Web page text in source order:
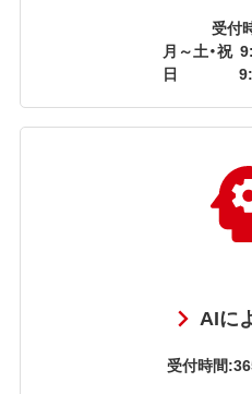
受付
月～土・祝
日
AIに
受付時間